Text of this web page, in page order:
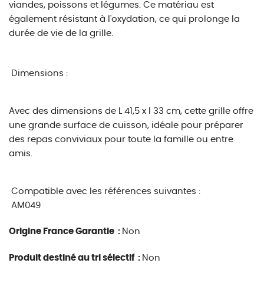
viandes, poissons et légumes. Ce matériau est
également résistant à l'oxydation, ce qui prolonge la
durée de vie de la grille.
Dimensions :
Avec des dimensions de L 41,5 x l 33 cm, cette grille offre
une grande surface de cuisson, idéale pour préparer
des repas conviviaux pour toute la famille ou entre
amis.
Compatible avec les références suivantes :
AM049
Origine France Garantie : Non
Produit destiné au tri sélectif : Non